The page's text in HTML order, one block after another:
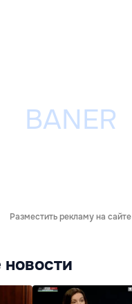
Разместить рекламу на сайте